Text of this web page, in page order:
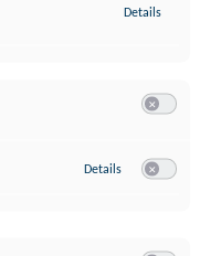
Details
Details zu Google Analytics